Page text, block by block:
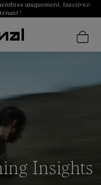
uniquement. Inscrivez-
!
Insights